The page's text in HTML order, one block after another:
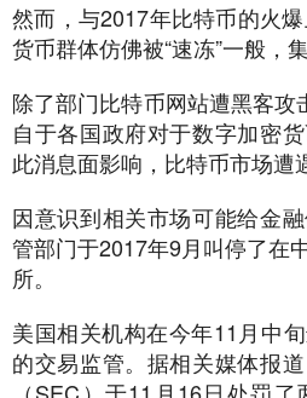
然而，与2017年比特币的火
货币群体仿佛被“速冻”一般，
除了部门比特币网站遭黑客攻
自于各国政府对于数字加密
此消息面影响，比特币市场遭
因意识到相关市场可能给金
管部门于2017年9月叫停了在
所。
美国相关机构在今年11月中
的交易监管。据相关媒体报